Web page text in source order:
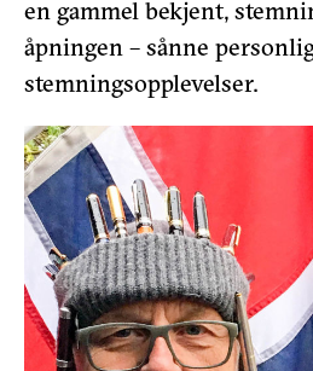
en gammel bekjent,
åpningen – sånne
stemningsopplevelser.